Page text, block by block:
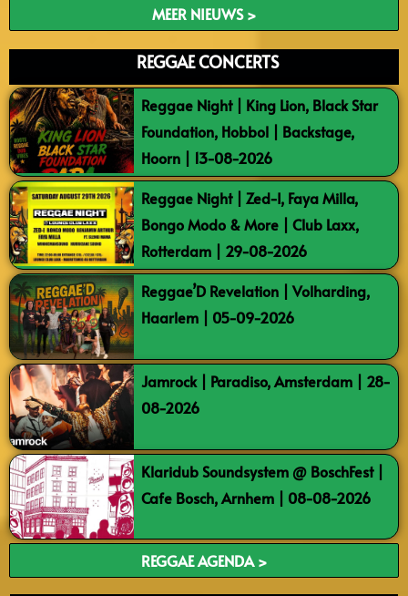
MEER NIEUWS >
REGGAE CONCERTS
Reggae Night | King Lion, Black Star
Foundation, Hobbol | Backstage,
Hoorn | 13-08-2026
Reggae Night | Zed-I, Faya Milla,
Bongo Modo & More | Club Laxx,
Rotterdam | 29-08-2026
Reggae’D Revelation | Volharding,
Haarlem | 05-09-2026
Jamrock | Paradiso, Amsterdam | 28-
08-2026
Klaridub Soundsystem @ BoschFest |
Cafe Bosch, Arnhem | 08-08-2026
REGGAE AGENDA >